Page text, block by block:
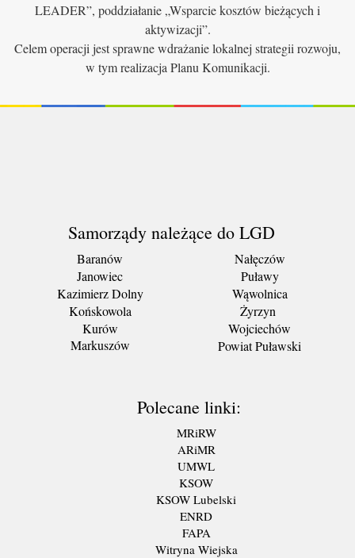
LEADER”, poddziałanie „Wsparcie kosztów bieżących i
aktywizacji”.
Celem operacji jest sprawne wdrażanie lokalnej strategii rozwoju,
w tym realizacja Planu Komunikacji.
Samorządy należące do LGD
Baranów
Janowiec
Kazimierz Dolny
Końskowola
Kurów
Markuszów
Nałęczów
Puławy
Wąwolnica
Żyrzyn
Wojciechów
Powiat Puławski
Polecane linki:
MRiRW
ARiMR
UMWL
KSOW
KSOW Lubelski
ENRD
FAPA
Witryna Wiejska